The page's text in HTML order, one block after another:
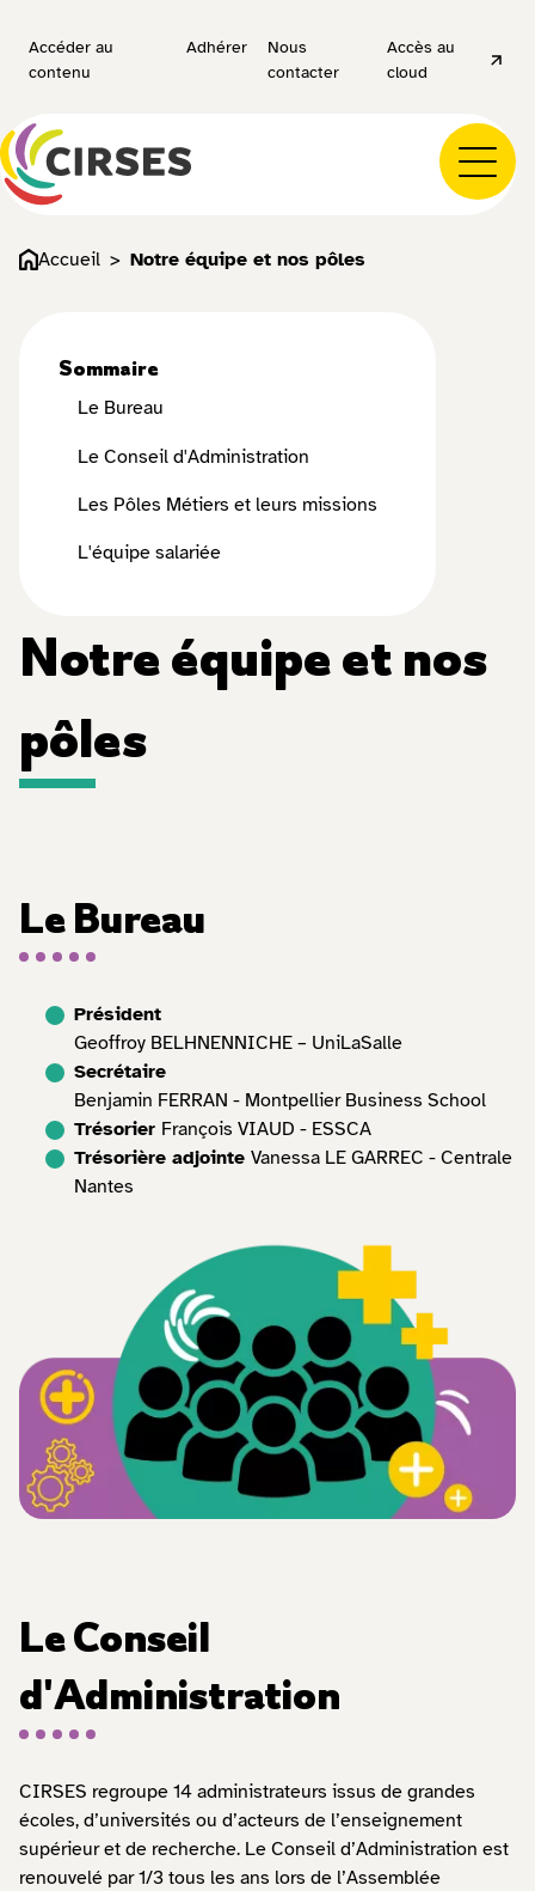
Accéder au
contenu
Adhérer
Nous
contacter
Accès au
cloud
Accueil Notre équipe et nos pôles
Sommaire
Le Bureau
Le Conseil d'Administration
Les Pôles Métiers et leurs missions
L'équipe salariée
Notre équipe et nos
pôles
Le Bureau
Président
Geoffroy BELHNENNICHE – UniLaSalle
Secrétaire
Benjamin FERRAN - Montpellier Business School
Trésorier François VIAUD - ESSCA
Trésorière adjointeVanessa LE GARREC - Centrale
Nantes
Le Conseil
d'Administration
CIRSES regroupe 14 administrateurs issus de grandes
écoles, d’universités ou d’acteurs de l’enseignement
supérieur et de recherche. Le Conseil d’Administration est
renouvelé par 1/3 tous les ans lors de l’Assemblée